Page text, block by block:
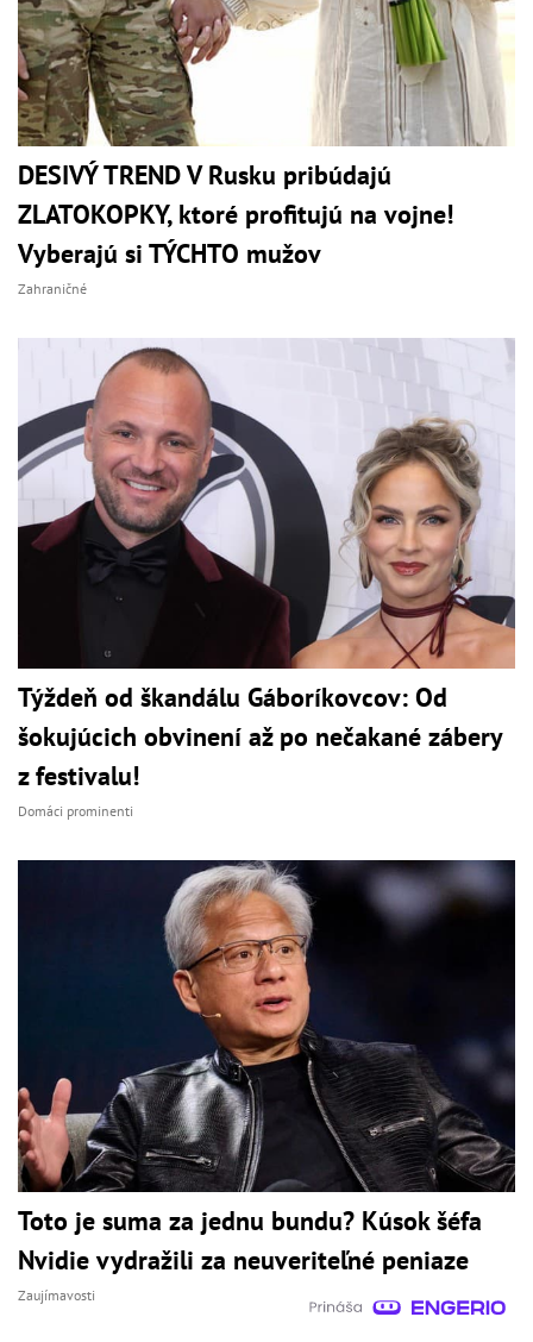
DESIVÝ TREND V Rusku pribúdajú
ZLATOKOPKY, ktoré profitujú na vojne!
Vyberajú si TÝCHTO mužov
Zahraničné
Týždeň od škandálu Gáboríkovcov: Od
šokujúcich obvinení až po nečakané zábery
z festivalu!
Domáci prominenti
Toto je suma za jednu bundu? Kúsok šéfa
Nvidie vydražili za neuveriteľné peniaze
Zaujímavosti